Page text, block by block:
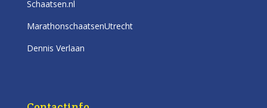
Schaatsen.nl
MarathonschaatsenUtrecht
Dennis Verlaan